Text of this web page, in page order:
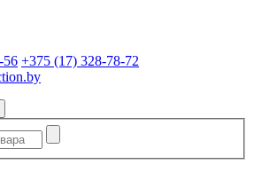
56 +375 (17) 328-78-72